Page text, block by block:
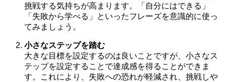
挑戦する気持ちが高まります。「自分にはできる」
「失敗から学べる」といったフレーズを意識的に使っ
てみましょう。
小さなステップを踏む
大きな目標を設定するのは良いことですが、小さなス
テップを設定することで達成感を得ることができま
す。これにより、失敗への恐れが軽減され、挑戦しや